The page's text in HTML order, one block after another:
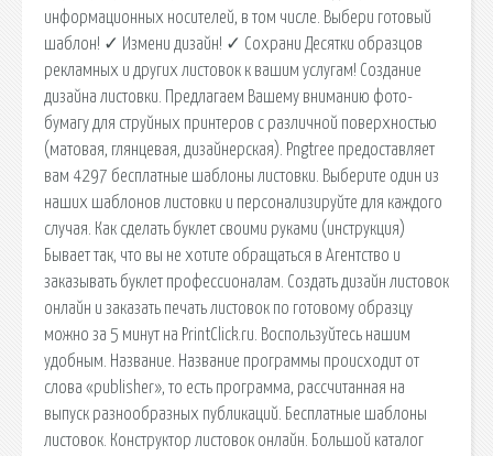
информационных носителей, в том числе. Выбери готовый
шаблон! ✓ Измени дизайн! ✓ Сохрани Десятки образцов
рекламных и других листовок к вашим услугам! Создание
дизайна листовки. Предлагаем Вашему вниманию фото-
бумагу для струйных принтеров с различной поверхностью
(матовая, глянцевая, дизайнерская). Pngtree предоставляет
вам 4297 бесплатные шаблоны листовки. Выберите один из
наших шаблонов листовки и персонализируйте для каждого
случая. Как сделать буклет своими руками (инструкция)
Бывает так, что вы не хотите обращаться в Агентство и
заказывать буклет профессионалам. Создать дизайн листовок
онлайн и заказать печать листовок по готовому образцу
можно за 5 минут на PrintClick.ru. Воспользуйтесь нашим
удобным. Название. Название программы происходит от
слова «publisher», то есть программа, рассчитанная на
выпуск разнообразных публикаций. Бесплатные шаблоны
листовок. Конструктор листовок онлайн. Большой каталог